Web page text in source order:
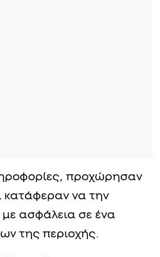
προχώρησαν
κατάφεραν να την
με ασφάλεια σε ένα
της περιοχής.